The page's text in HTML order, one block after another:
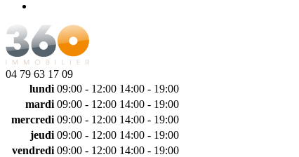
04 79 63 17 09
lundi 09:00 - 12:00 14:00 - 19:00
mardi 09:00 - 12:00 14:00 - 19:00
mercredi 09:00 - 12:00 14:00 - 19:00
jeudi 09:00 - 12:00 14:00 - 19:00
vendredi 09:00 - 12:00 14:00 - 19:00